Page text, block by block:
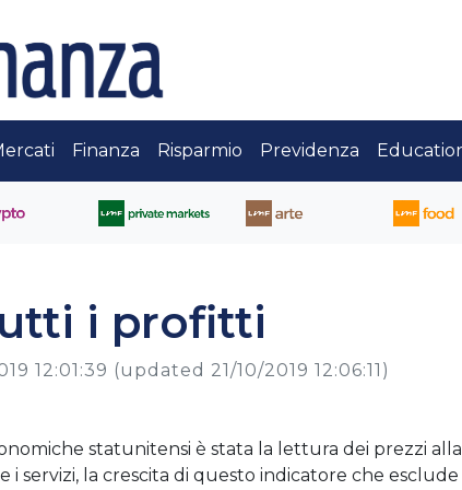
Finanza Risparmio Previdenza
i profitti
12:01:39 (updated 21/10/2019 12:06:11)
statunitensi è stata la lettura dei prezzi alla
servizi, la crescita di questo indicatore che esclude